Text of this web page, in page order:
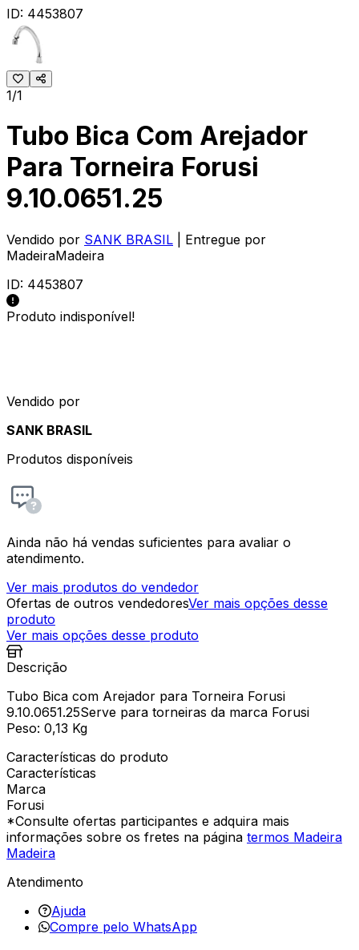
ID: 4453807
1/1
Tubo Bica Com Arejador
Para Torneira Forusi
9.10.0651.25
Vendido por SANK BRASIL
| Entregue por
MadeiraMadeira
ID: 4453807
Produto indisponível!
Vendido por
SANK BRASIL
Produtos disponíveis
Ainda não há vendas suficientes para avaliar o
atendimento.
Ver mais produtos do vendedor
Ofertas de outros vendedoresVer mais opções desse
produto
Ver mais opções desse produto
Descrição
Tubo Bica com Arejador para Torneira Forusi
9.10.0651.25Serve para torneiras da marca Forusi
Peso: 0,13 Kg
Características do produto
Características
Marca
Forusi
*Consulte ofertas participantes e adquira mais
informações sobre os fretes na página termos Madeira
Madeira
Atendimento
Ajuda
Compre pelo WhatsApp